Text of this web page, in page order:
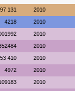
131 2010
4218 2010
2010
2010
410 2010
4972 2010
2010